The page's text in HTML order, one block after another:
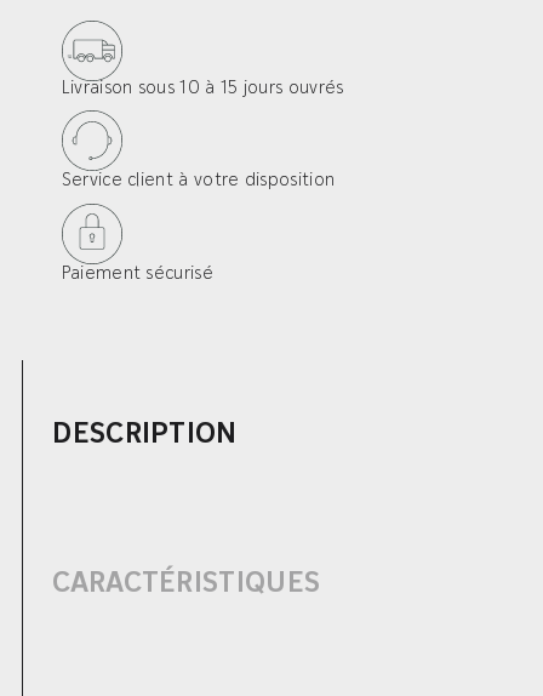
Livraison sous 10 à 15 jours ouvrés
Service client à votre disposition
Paiement sécurisé
DESCRIPTION
CARACTÉRISTIQUES